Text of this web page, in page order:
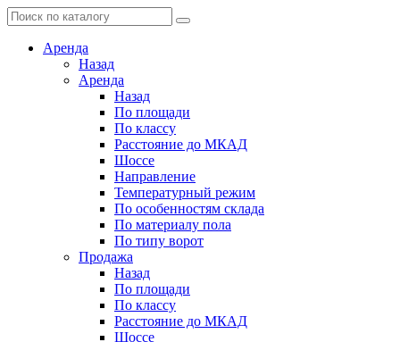
Аренда
Назад
Аренда
Назад
По площади
По классу
Расстояние до МКАД
Шоссе
Направление
Температурный режим
По особенностям склада
По материалу пола
По типу ворот
Продажа
Назад
По площади
По классу
Расстояние до МКАД
Шоссе